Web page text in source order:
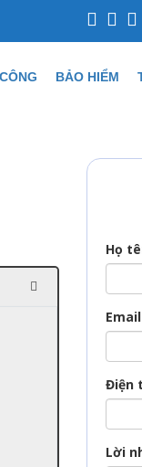
BẢO HIỂM
Họ
Email
Điện
Lời